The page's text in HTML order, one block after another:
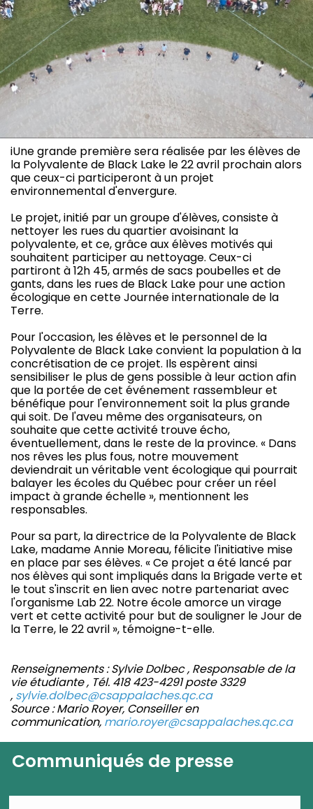
iUne grande première sera réalisée par les élèves de
la Polyvalente de Black Lake le 22 avril prochain alors
que ceux-ci participeront à un projet
environnemental d'envergure.
Le projet, initié par un groupe d'élèves, consiste à
nettoyer les rues du quartier avoisinant la
polyvalente, et ce, grâce aux élèves motivés qui
souhaitent participer au nettoyage. Ceux-ci
partiront à 12h 45, armés de sacs poubelles et de
gants, dans les rues de Black Lake pour une action
écologique en cette Journée internationale de la
Terre.
Pour l'occasion, les élèves et le personnel de la
Polyvalente de Black Lake convient la population à la
concrétisation de ce projet. Ils espèrent ainsi
sensibiliser le plus de gens possible à leur action afin
que la portée de cet événement rassembleur et
bénéfique pour l'environnement soit la plus grande
qui soit. De l'aveu même des organisateurs, on
souhaite que cette activité trouve écho,
éventuellement, dans le reste de la province. « Dans
nos rêves les plus fous, notre mouvement
deviendrait un véritable vent écologique qui pourrait
balayer les écoles du Québec pour créer un réel
impact à grande échelle », mentionnent les
responsables.
Pour sa part, la directrice de la Polyvalente de Black
Lake, madame Annie Moreau, félicite l'initiative mise
en place par ses élèves. « Ce projet a été lancé par
nos élèves qui sont impliqués dans la Brigade verte et
le tout s'inscrit en lien avec notre partenariat avec
l'organisme Lab 22. Notre école amorce un virage
vert et cette activité pour but de souligner le Jour de
la Terre, le 22 avril », témoigne-t-elle.
Renseignements : Sylvie Dolbec , Responsable de la
vie étudiante , Tél. 418 423-4291 poste 3329
, sylvie.dolbec@csappalaches.qc.ca
Source : Mario Royer, Conseiller en
communication, mario.royer@csappalaches.qc.ca
Communiqués de presse